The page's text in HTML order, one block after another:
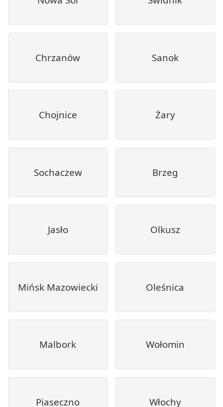
Chrzanów Sanok
Chojnice Żary
Sochaczew Brzeg
Jasło Olkusz
Mińsk Mazowiecki Oleśnica
Malbork Wołomin
Piaseczno Włochy